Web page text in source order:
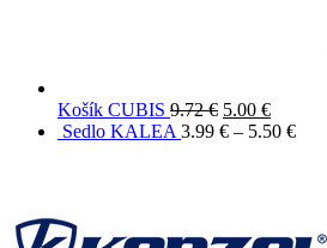
Košík CUBIS 9.72€ 5.00 €
Sedlo KALEA 3.99 € – 5.50 €